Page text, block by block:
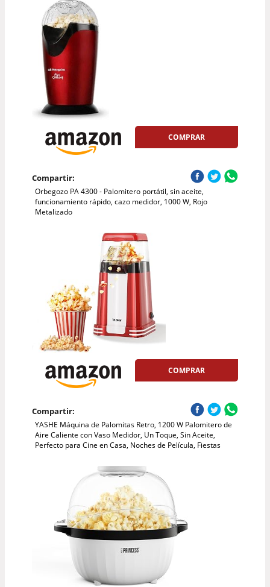
COMPRAR
Compartir:
Orbegozo PA 4300 - Palomitero portátil, sin aceite,
funcionamiento rápido, cazo medidor, 1000 W, Rojo
Metalizado
COMPRAR
Compartir:
YASHE Máquina de Palomitas Retro, 1200 W Palomitero de
Aire Caliente con Vaso Medidor, Un Toque, Sin Aceite,
Perfecto para Cine en Casa, Noches de Película, Fiestas